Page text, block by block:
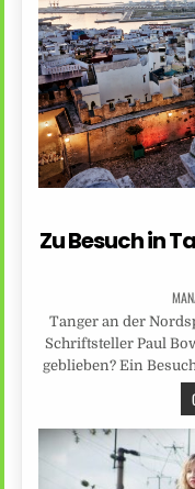
Zu Besuch in
Tanger an der
Schriftsteller Paul
geblieben? Ein